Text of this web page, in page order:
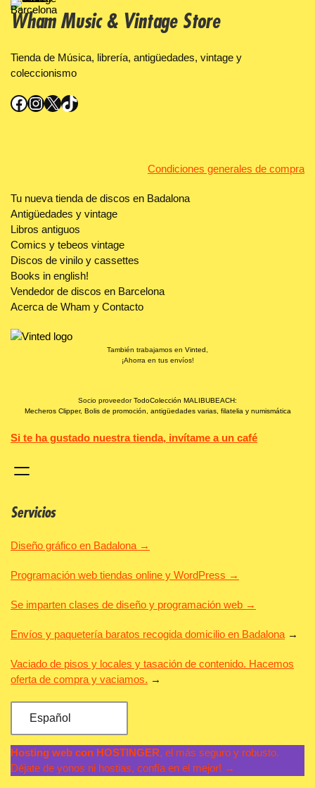
Wham Music & Vintage Store
Tienda de Música, librería, antigüedades, vintage y
coleccionismo
Facebook InstagramX TikTok
Condiciones generales de compra
Tu nueva tienda de discos en Badalona
Antigüedades y vintage
Libros antiguos
Comics y tebeos vintage
Discos de vinilo y cassettes
Books in english!
Vendedor de discos en Barcelona
Acerca de Wham y Contacto
También trabajamos en Vinted
¡Ahorra en tus envíos!
Socio proveedorTodoColección MALIBUBEACH:
Mecheros Clipper, Bolis de promoción, antigüedades varias, filatelia y numismática
Si te ha gustado nuestra tienda, invítame a un café
Servicios
Diseño gráfico en Badalona →
Programación web tiendas online y WordPress →
Se imparten clases de diseño y programación web →
Envíos y paquetería baratos recogida domicilio en Badalona →
Vaciado de pisos y locales y tasación de contenido. Hacemos
oferta de compra y vaciamos. →
Español
Hosting web con HOSTINGER, el más seguro y robusto.
Déjate de yonos ni hostias, confía en el mejor! →